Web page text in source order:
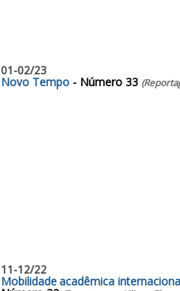
01-02/23
Novo Tempo - Número 33
11-12/22
Mobilidade acadêmica